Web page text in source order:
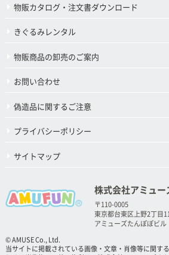
物販カタログ・注文書ダウンロード
きぐるみレンタル
物販商品の卸売のご案内
お問い合わせ
偽造品に関するご注意
プライバシーポリシー
サイトマップ
株式会社アミュー
〒110-0005
東京都台東区上野2丁目
アミューズたんぽぽビル
© AMUSE Co., Ltd.
当サイトに掲載されている画像・文章・肖像等に関す